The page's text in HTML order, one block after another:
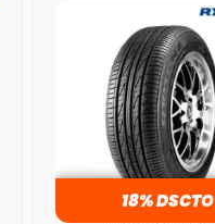
18% DSCTO